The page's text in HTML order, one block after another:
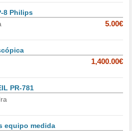
8 Philips
5.00€
1,400.00€
PR-781
equipo medida